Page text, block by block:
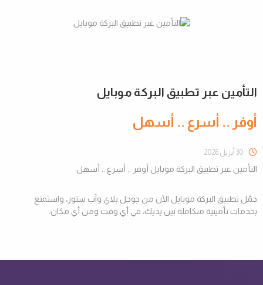
التأمين عبر تطبيق البركة موبايل
أوفر .. أسرع .. أسهل
30 أبريل 2026
التأمين عبر تطبيق البركة موبايل أوفر .. أسرع .. أسهل
حمّل تطبيق البركة موبايل الآن من جوجل بلاي وآب ستور، واستمتع
بخدمات تأمينية متكاملة بين يديك، في أي وقت ومن أي مكان.